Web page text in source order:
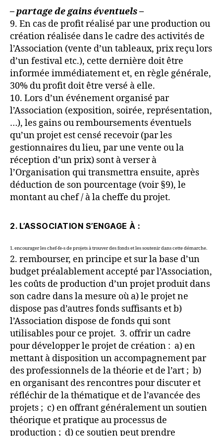
– partage de gains éventuels –
9. En cas de profit réalisé par une production ou
création réalisée dans le cadre des activités de
l’Association (vente d’un tableaux, prix reçu lors
d’un festival etc.), cette dernière doit être
informée immédiatement et, en règle générale,
30% du profit doit être versé à elle.
10. Lors d’un événement organisé par
l’Association (exposition, soirée, représentation,
…), les gains ou remboursements éventuels
qu’un projet est censé recevoir (par les
gestionnaires du lieu, par une vente ou la
réception d’un prix) sont à verser à
l’Organisation qui transmettra ensuite, après
déduction de son pourcentage (voir §9), le
montant au chef / à la cheffe du projet.
2. L’ASSOCIATION S’ENGAGE À :
1. encourager les chef-fe-s de projets à trouver des fonds et les soutenir dans cette démarche.
2. rembourser, en principe et sur la base d’un
budget préalablement accepté par l’Association,
les coûts de production d’un projet produit dans
son cadre dans la mesure où a) le projet ne
dispose pas d’autres fonds suffisants et b)
l’Association dispose de fonds qui sont
utilisables pour ce projet. 3. offrir un cadre
pour développer le projet de création : a) en
mettant à disposition un accompagnement par
des professionnels de la théorie et de l’art ; b)
en organisant des rencontres pour discuter et
réfléchir de la thématique et de l’avancée des
projets ; c) en offrant généralement un soutien
théorique et pratique au processus de
production ; d) ce soutien peut prendre